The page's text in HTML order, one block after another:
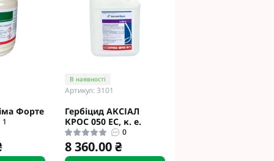
Форте
1
В наявності
Артикул: 3101
Гербіцид АКСІАЛ
КРОС 050 ЕС, к. е.
0
8 360.00 ₴